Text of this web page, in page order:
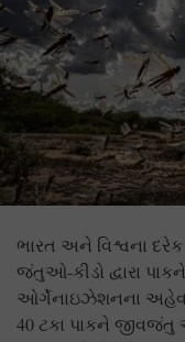
ભારત અને વિશ્વના
જંતુઓ-કીડો દ્વારા
ઓર્ગેનાઇઝેશનના
40 ટકા પાકને